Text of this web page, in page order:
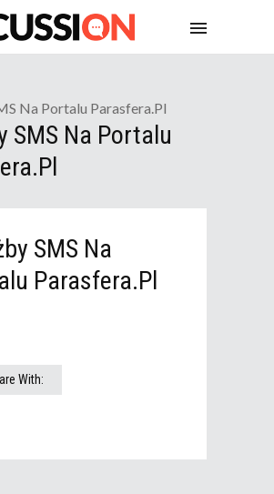
Na Portalu Parasfera.pl
SMS Na Portalu
SMS Na
Parasfera.pl
With: